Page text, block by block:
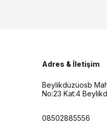
Adres & İletişim
Beylikdüzüosb
No:23 Kat:4
08502885556